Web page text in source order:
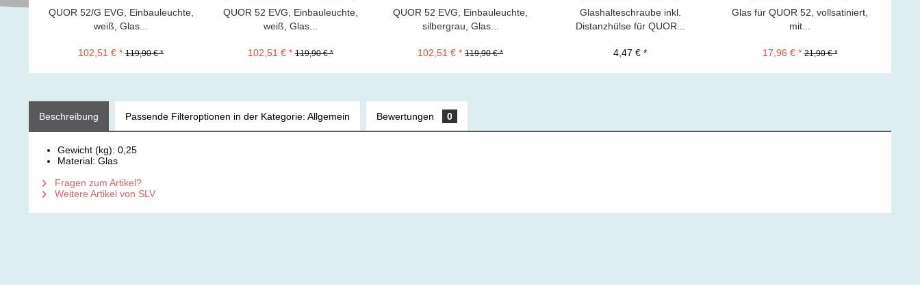
QUOR 52/G EVG, Einbauleuchte,
weiß, Glas...
102,51 € * 119,90 € *
QUOR 52 EVG, Einbauleuchte,
weiß, Glas...
102,51 € * 119,90 € *
QUOR 52 EVG, Einbauleuchte,
silbergrau, Glas...
102,51 € * 119,90 € *
Glashalteschraube inkl.
Distanzhülse für QUOR...
4,47 € *
Glas für QUOR 52, vollsatiniert,
mit...
17,96 € * 21,90 € *
Beschreibung Passende Filteroptionen in der Kategorie: Allgemein Bewertungen 0
Gewicht (kg): 0,25
Material: Glas
Fragen zum Artikel?
Weitere Artikel von SLV